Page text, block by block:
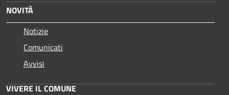
NOVITÀ
Notizie
Comunicati
Avvisi
VIVERE IL COMUNE